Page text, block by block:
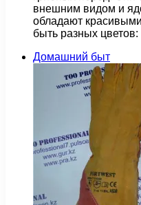
внешним видом и
обладают
быть разных
Домашний быт